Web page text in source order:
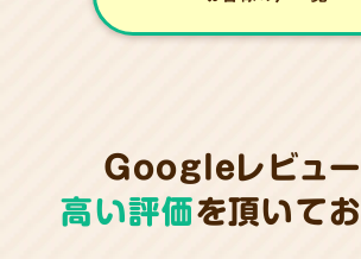
Googleレビュ
高い評価を頂いて